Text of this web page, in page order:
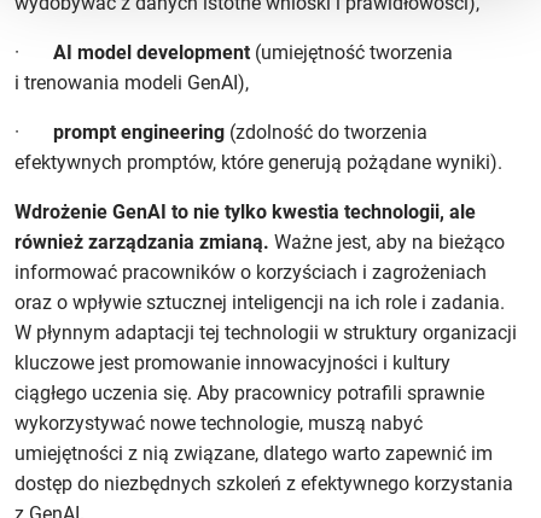
· AI model development (umiejętność tworzenia
i trenowania modeli GenAI),
· prompt engineering (zdolność do tworzenia
efektywnych promptów, które generują pożądane wyniki).
Wdrożenie GenAI to nie tylko kwestia technologii, ale
również zarządzania zmianą. Ważne jest, aby na bieżąco
informować pracowników o korzyściach i zagrożeniach
oraz o wpływie sztucznej inteligencji na ich role i zadania.
W płynnym adaptacji tej technologii w struktury organizacji
kluczowe jest promowanie innowacyjności i kultury
ciągłego uczenia się. Aby pracownicy potrafili sprawnie
wykorzystywać nowe technologie, muszą nabyć
umiejętności z nią związane, dlatego warto zapewnić im
dostęp do niezbędnych szkoleń z efektywnego korzystania